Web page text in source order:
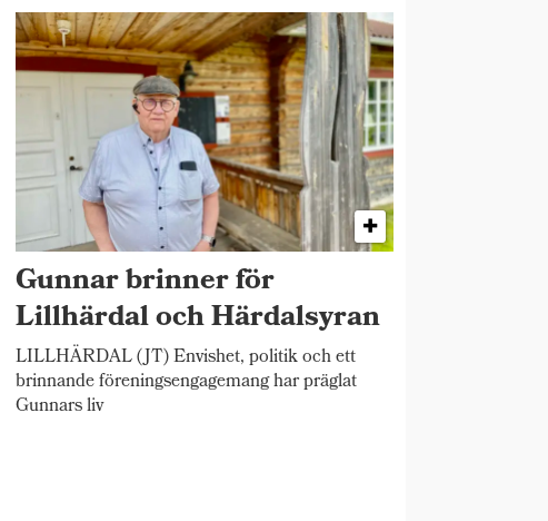
Gunnar brinner för
Lillhärdal och Härdalsyran
LILLHÄRDAL (JT) Envishet, politik och ett
brinnande föreningsengagemang har präglat
Gunnars liv